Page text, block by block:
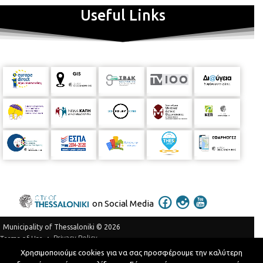
Useful Links
on Social Media
Municipality of Thessaloniki © 2026
Terms of Use
Privacy Policy
Telephone Catalog
Χρησιμοποιούμε cookies για να σας προσφέρουμε την καλύτερη